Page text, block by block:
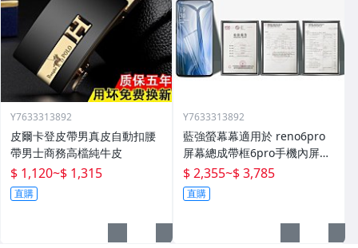
Y7633313892
皮爾卡登皮帶男真皮自動扣腰
帶男士商務高檔純牛皮
$ 1,120~$ 1,315
直購
Y7633313892
藍強螢幕幕適用於 reno6pro
屏幕總成帶框6pro手機內屏外
屏修復碎屏觸摸顯示屏o 拆機
更換液晶玻璃維
$ 2,355~$ 3,785
直購